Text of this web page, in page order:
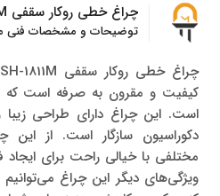
چراغ خطی روکار سقفی SH-1811M شعاع
توضیحات و مشخصات فنی
کیفیت و مقرون به صرفه است که
است. این چراغ دارای طراحی
دکوراسیون سازگار است. از این
مختلفی با خیالی راحت برای ایجاد
ویژگی‌های دیگر این چراغ